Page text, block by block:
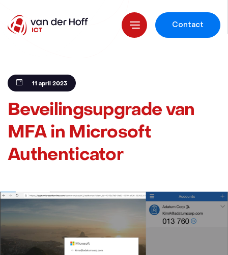
Contact
11 april 2023
Beveilingsupgrade van
MFA in Microsoft
Authenticator